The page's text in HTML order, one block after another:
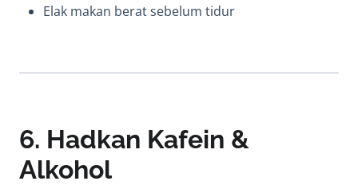
Elak makan berat sebelum tidur
6. Hadkan Kafein &
Alkohol